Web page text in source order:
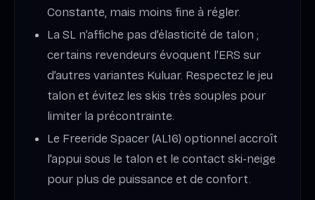
Constante, mais moins fine à régler.
La SL n’affiche pas d’élasticité de talon ;
certains revendeurs évoquent l’ERS sur
d’autres variantes Kuluar. Respectez le jeu
talon et évitez les skis très souples pour
limiter la précontrainte.
Le Freeride Spacer (AL16) optionnel accroît
l’appui sous le talon et le contact ski-neige
pour plus de puissance et de confort.